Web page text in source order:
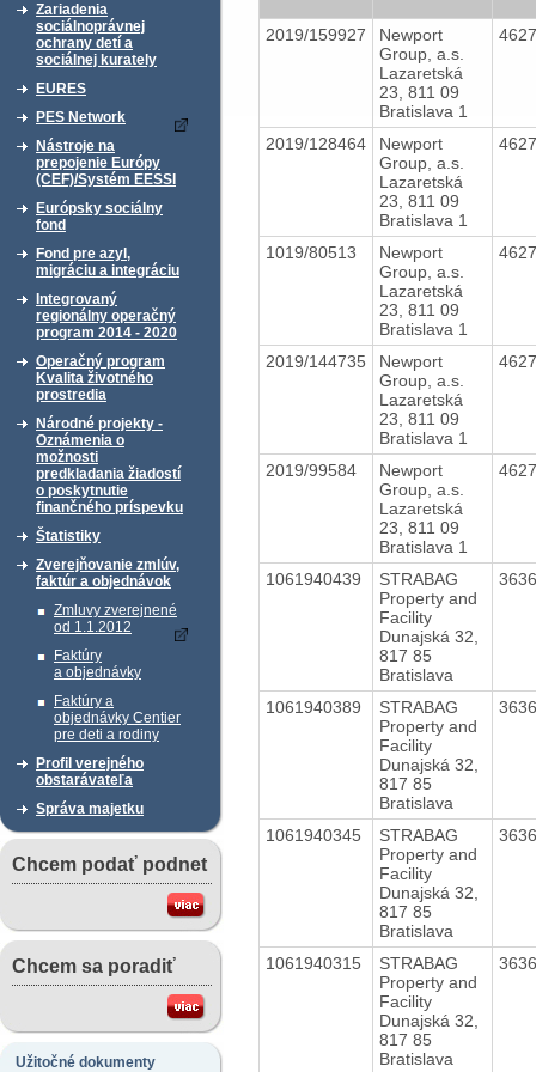
Zariadenia
sociálnoprávnej
ochrany detí a
sociálnej kurately
EURES
PES Network
Nástroje na
prepojenie Európy
(CEF)/Systém EESSI
Európsky sociálny
fond
Fond pre azyl,
migráciu a integráciu
Integrovaný
regionálny operačný
program 2014 - 2020
Operačný program
Kvalita životného
prostredia
Národné projekty -
Oznámenia o
možnosti
predkladania žiadostí
o poskytnutie
finančného príspevku
Štatistiky
Zverejňovanie zmlúv,
faktúr a objednávok
Zmluvy zverejnené
od 1.1.2012
Faktúry
a objednávky
Faktúry a
objednávky Centier
pre deti a rodiny
Profil verejného
obstarávateľa
Správa majetku
Chcem podať podnet
Chcem sa poradiť
Užitočné dokumenty
2019/159927
Newport
Group, a.s.
Lazaretská
23, 811 09
Bratislava 1
2019/128464
Newport
Group, a.s.
Lazaretská
23, 811 09
Bratislava 1
1019/80513
Newport
Group, a.s.
Lazaretská
23, 811 09
Bratislava 1
2019/144735
Newport
Group, a.s.
Lazaretská
23, 811 09
Bratislava 1
2019/99584
Newport
Group, a.s.
Lazaretská
23, 811 09
Bratislava 1
1061940439
STRABAG
Property and
Facility
Dunajská 32,
817 85
Bratislava
1061940389
STRABAG
Property and
Facility
Dunajská 32,
817 85
Bratislava
1061940345
STRABAG
Property and
Facility
Dunajská 32,
817 85
Bratislava
1061940315
STRABAG
Property and
Facility
Dunajská 32,
817 85
Bratislava